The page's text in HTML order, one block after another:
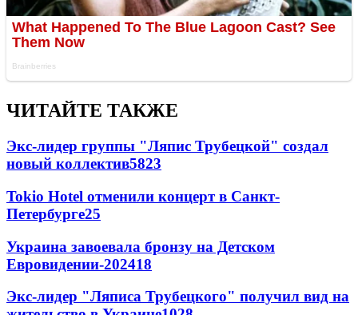
ЧИТАЙТЕ ТАКЖЕ
Экс-лидер группы "Ляпис Трубецкой" создал
новый коллектив5823
Tokio Hotel отменили концерт в Санкт-
Петербурге25
Украина завоевала бронзу на Детском
Евровидении-202418
Экс-лидер "Ляписа Трубецкого" получил вид на